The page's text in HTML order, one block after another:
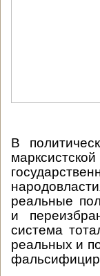
В
реальные
и
система
реальных и